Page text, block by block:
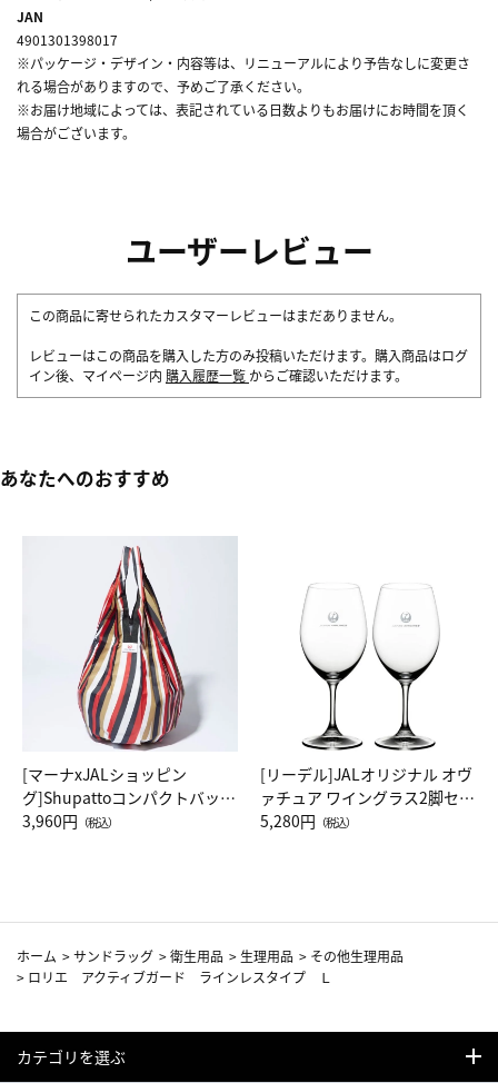
JAN
4901301398017
※パッケージ・デザイン・内容等は、リニューアルにより予告なしに変更さ
れる場合がありますので、予めご了承ください。
※お届け地域によっては、表記されている日数よりもお届けにお時間を頂く
場合がございます。
ユーザーレビュー
この商品に寄せられたカスタマーレビューはまだありません。
レビューはこの商品を購入した方のみ投稿いただけます。購入商品はログ
イン後、マイページ内 購入履歴一覧 からご確認いただけます。
あなたへのおすすめ
[マーナxJALショッピン
グ]Shupattoコンパクトバッグ
Drop JAL客室乗務員（LC）ス
3,960円 （税込）
[リーデル]JALオリジナル オヴ
ァチュア ワイングラス2脚セッ
ト（レッドワイン）
5,280円 （税込）
ホーム >サンドラッグ >衛生用品 > 生理用品 > その他生理用品
> ロリエ アクティブガード ラインレスタイプ Ｌ
カテゴリを選ぶ